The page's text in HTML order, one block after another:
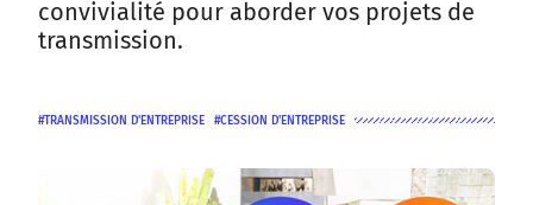
convivialité pour aborder vos projets de
transmission.
TRANSMISSION D'ENTREPRISE CESSION D'ENTREPRISE